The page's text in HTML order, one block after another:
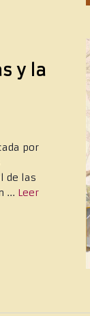
y la
por
de las
... Leer